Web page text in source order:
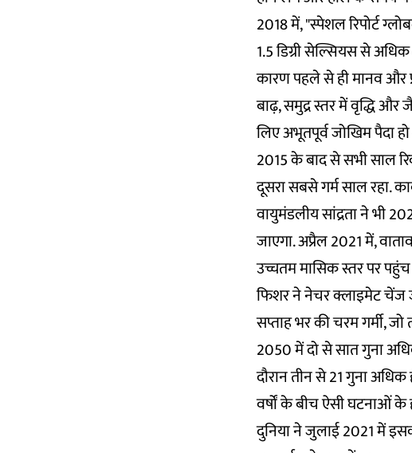
2018 में, "स्पेशल रिपोर्ट
1.5 डिग्री सेल्सियस से अधिक
कारण पहले से ही मानव और
बाढ़, समुद्र स्तर में वृद्धि
लिए अभूतपूर्व जोखिम पैदा
2015 के बाद से सभी साल
दूसरा सबसे गर्म साल रहा.
वायुमंडलीय सांद्रता ने भी
जाएगा. अप्रैल 2021 में,
उच्चतम मासिक स्तर पर
फिशर ने नेचर क्लाइमेट चेंज
सप्ताह भर की चरम गर्मी,
2050 में दो से सात गुना
दौरान तीन से 21 गुना
वर्षों के बीच ऐसी घटनाओं
दुनिया ने जुलाई 2021 में